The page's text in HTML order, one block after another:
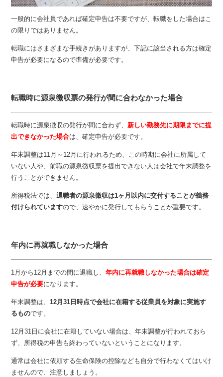
一般的に会社員であれば確定申告は不要ですが、転職をした場合はこ
の限りではありません。
転職にはさまざまな手続きがありますが、下記に該当される方は確定
申告が必要になるので準備が必要です。
転職時に源泉徴収票の発行が間に合わなかった場合
転職時に源泉徴収の発行が間に合わず、新しい勤務先に期限までに提
出できなかった場合は、確定申告が必要です。
年末調整は11月～12月に行われるため、この時期に会社に所属して
いない人や、前職の源泉徴収票を提出できない人は会社で年末調整を
行うことができません。
所得税法では、退職者の源泉徴収は1ヶ月以内に交付することが義務
付けられていますので、速やかに発行してもらうことが重要です。
年内に再就職しなかった場合
1月から12月までの間に退職し、年内に再就職しなかった場合は確定
申告が必要になります。
年末調整は、12月31日時点で会社に在籍する従業員を対象に実施す
るものです。
12月31日に会社に在籍していない場合は、年末調整が行われておら
ず、所得税の申告も終わっていないということになります。
通常は会社に依頼する生命保険の控除なども自分で行わなくてはいけ
ませんので、注意しましょう。